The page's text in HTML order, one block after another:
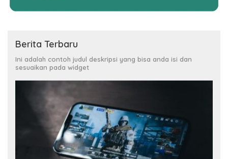
Berita Terbaru
Ini adalah contoh judul deskripsi yang bisa anda isi dan
sesuaikan pada widget